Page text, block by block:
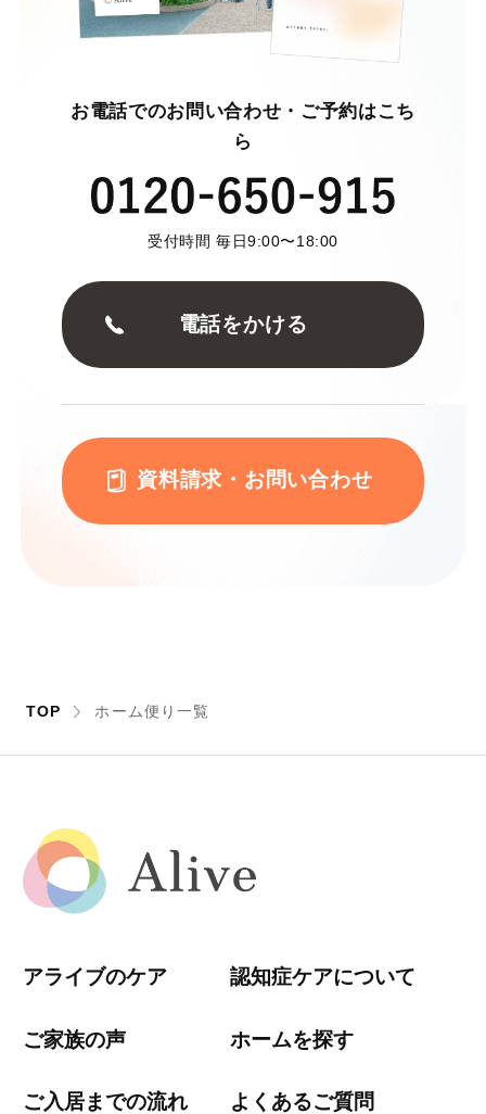
お電話でのお問い合わせ・ご予約はこち
ら
受付時間 毎日9:00〜18:00
電話をかける
資料請求・お問い合わせ
TOP ホーム便り一覧
アライブのケア 認知症ケアについて
ご家族の声 ホームを探す
ご入居までの流れ よくあるご質問